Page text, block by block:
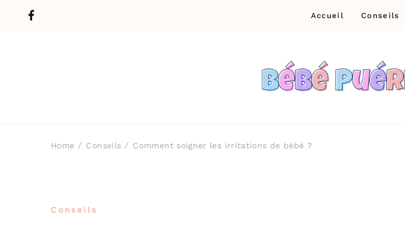
Accueil Conseils
Home Conseils Comment soigner les irritations de bébé ?
Conseils